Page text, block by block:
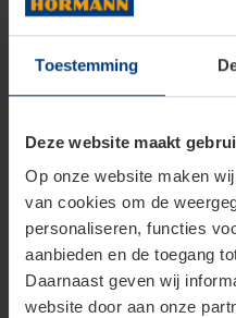
Toestemming
Deze website maakt
Op onze website maken
van cookies om de
personaliseren, functies
aanbieden en de toegang
Daarnaast geven wij
website door aan onze